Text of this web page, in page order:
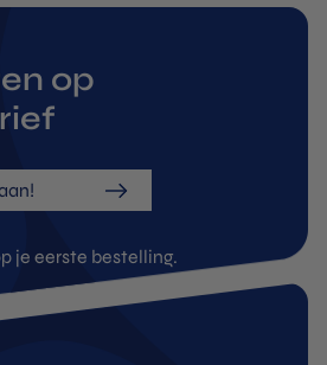
op
je eerste bestelling.